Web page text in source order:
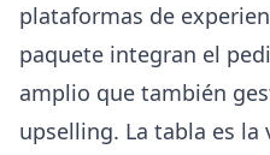
plataformas de
paquete integran el
amplio que también
upselling. La tabla es la